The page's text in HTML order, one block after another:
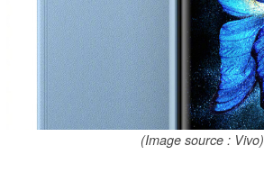
(Image source : Vivo)